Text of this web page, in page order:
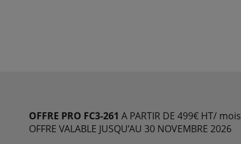
OFFRE PRO FC3-261 A PARTIR DE 499€ HT/ mois
OFFRE VALABLE JUSQU’AU 30 NOVEMBRE 2026